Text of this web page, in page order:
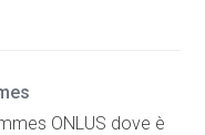
ONLUS dove è